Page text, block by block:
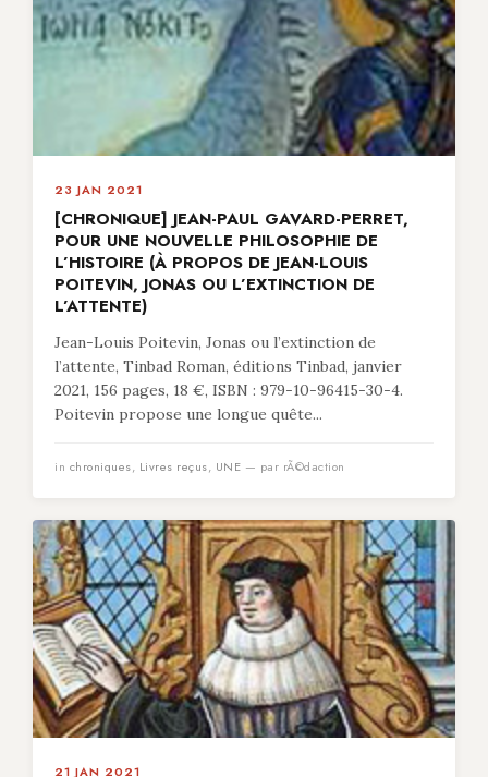
23 JAN 2021
[CHRONIQUE] JEAN-PAUL GAVARD-PERRET,
POUR UNE NOUVELLE PHILOSOPHIE DE
L’HISTOIRE (À PROPOS DE JEAN-LOUIS
POITEVIN, JONAS OU L’EXTINCTION DE
L’ATTENTE)
Jean-Louis Poitevin, Jonas ou l’extinction de
l’attente, Tinbad Roman, éditions Tinbad, janvier
2021, 156 pages, 18 €, ISBN : 979-10-96415-30-4.
Poitevin propose une longue quête...
in chroniques, Livres reçus, UNE — par rÃ©daction
21 JAN 2021